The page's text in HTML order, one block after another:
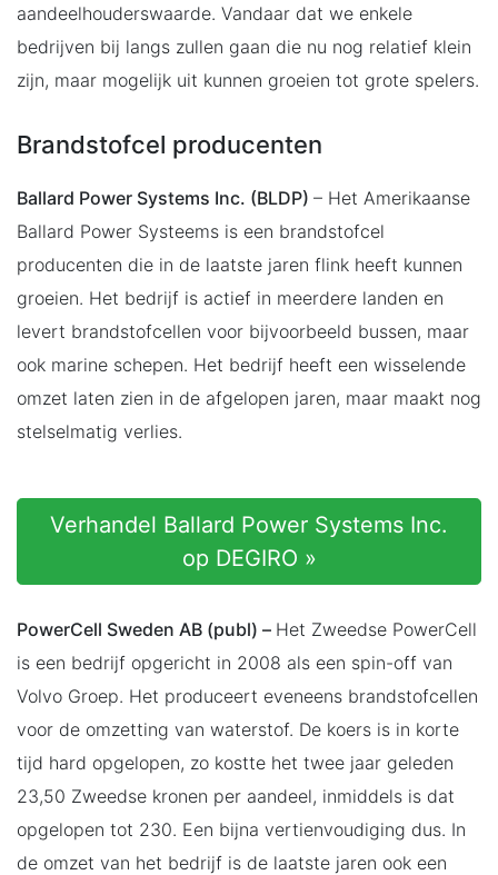
aandeelhouderswaarde. Vandaar dat we enkele
bedrijven bij langs zullen gaan die nu nog relatief klein
zijn, maar mogelijk uit kunnen groeien tot grote spelers.
Brandstofcel producenten
Ballard Power Systems Inc. (BLDP) – Het Amerikaanse
Ballard Power Systeems is een brandstofcel
producenten die in de laatste jaren flink heeft kunnen
groeien. Het bedrijf is actief in meerdere landen en
levert brandstofcellen voor bijvoorbeeld bussen, maar
ook marine schepen. Het bedrijf heeft een wisselende
omzet laten zien in de afgelopen jaren, maar maakt nog
stelselmatig verlies.
Verhandel Ballard Power Systems Inc.
op DEGIRO »
PowerCell Sweden AB (publ) – Het Zweedse PowerCell
is een bedrijf opgericht in 2008 als een spin-off van
Volvo Groep. Het produceert eveneens brandstofcellen
voor de omzetting van waterstof. De koers is in korte
tijd hard opgelopen, zo kostte het twee jaar geleden
23,50 Zweedse kronen per aandeel, inmiddels is dat
opgelopen tot 230. Een bijna vertienvoudiging dus. In
de omzet van het bedrijf is de laatste jaren ook een